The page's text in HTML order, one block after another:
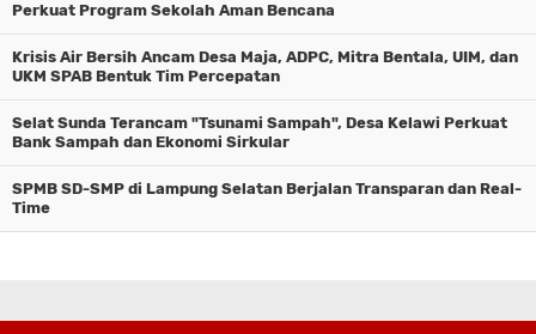
Perkuat Program Sekolah Aman Bencana
Krisis Air Bersih Ancam Desa Maja, ADPC, Mitra Bentala, UIM, dan
UKM SPAB Bentuk Tim Percepatan
Selat Sunda Terancam "Tsunami Sampah", Desa Kelawi Perkuat
Bank Sampah dan Ekonomi Sirkular
SPMB SD-SMP di Lampung Selatan Berjalan Transparan dan Real-
Time